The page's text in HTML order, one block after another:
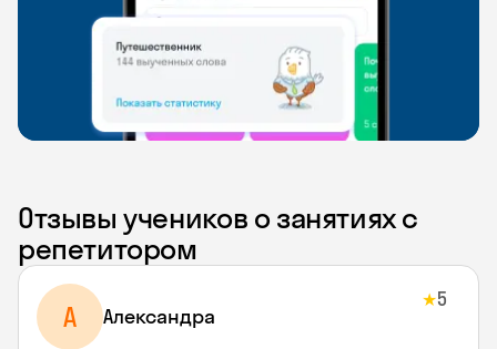
Отзывы учеников о занятиях с
репетитором
A Aлександра
★5